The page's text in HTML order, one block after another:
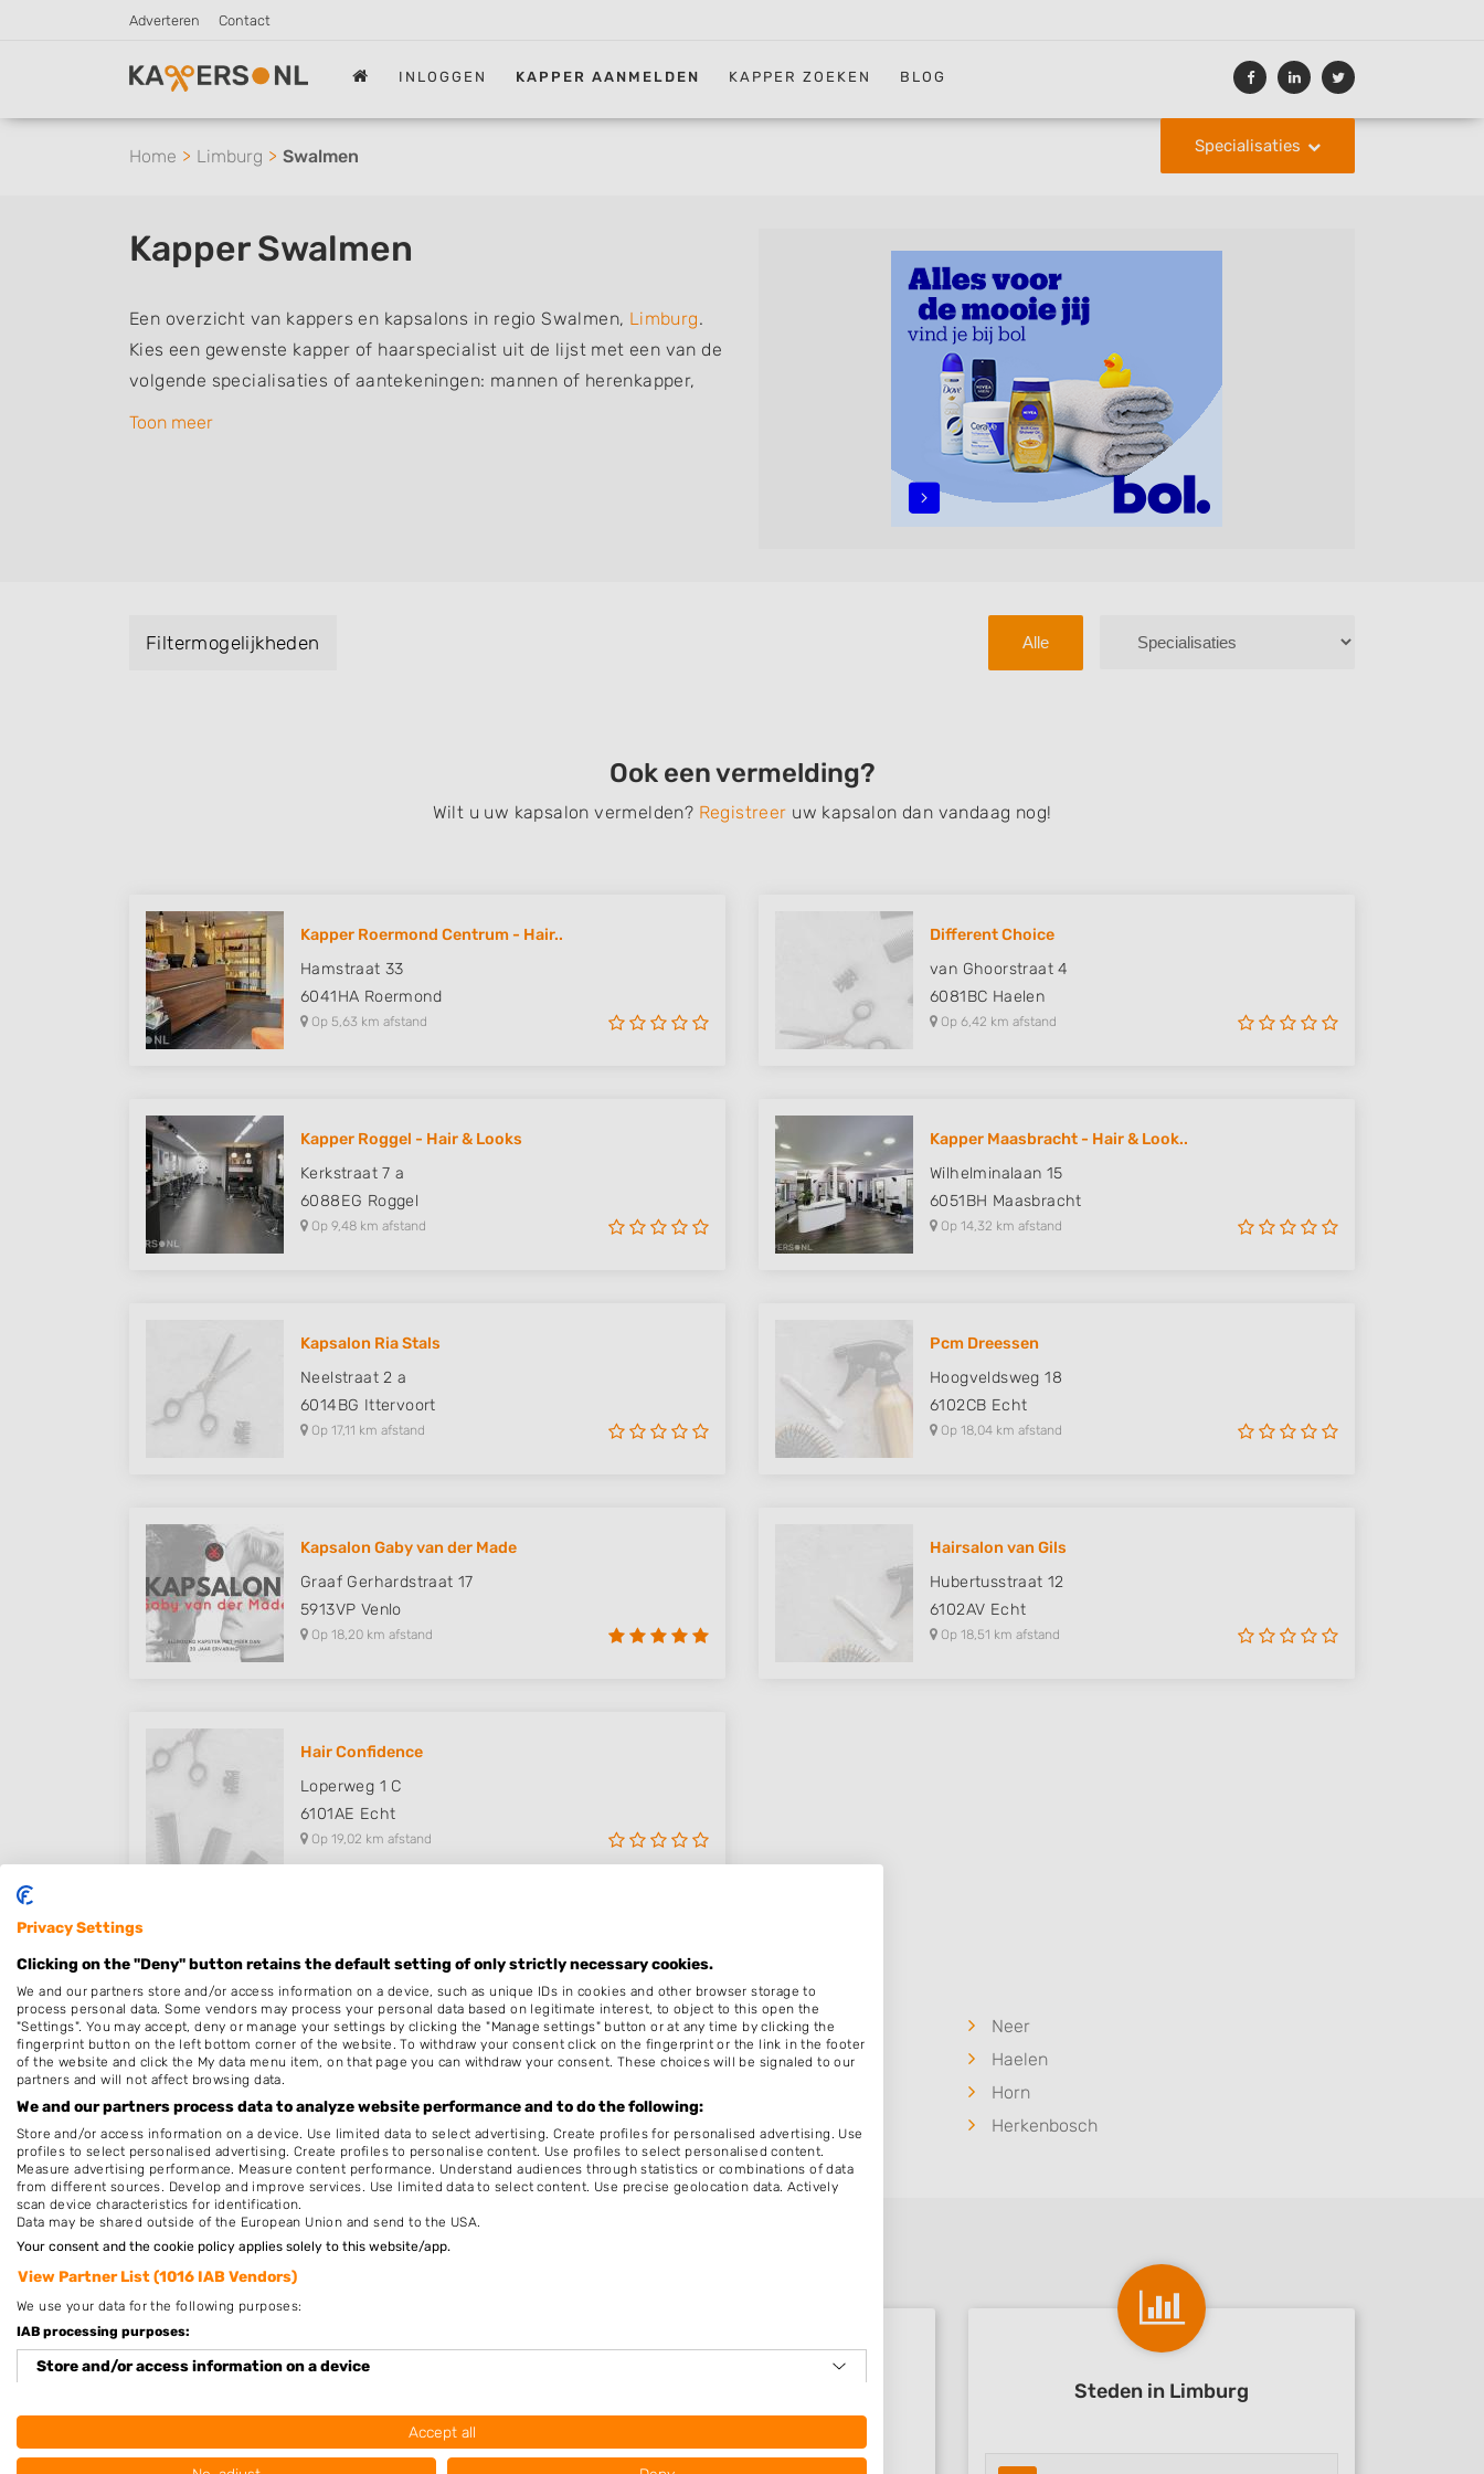
Adverteren Contact
INLOGGEN KAPPER AANMELDEN KAPPER ZOEKEN BLOG
Specialisaties
Home Limburg Swalmen
Kapper Swalmen
Een overzicht van kappers en kapsalons in regio Swalmen, Limburg.
Kies een gewenste kapper of haarspecialist uit de lijst met een van de
volgende specialisaties of aantekeningen: mannen of herenkapper,
vrouwen of dameskapper, kinderkapper, thuiskapper, barber of kies voor
zuid, west en het centrum) van Swalmen.
Toon meer
Filtermogelijkheden Alle
Ook een vermelding?
Wilt u uw kapsalon vermelden? Registreer uw kapsalon dan vandaag nog!
Kapper Roermond Centrum - Hair..
Hamstraat 33
6041HA Roermond
Op 5,63 km afstand
Different Choice
van Ghoorstraat 4
6081BC Haelen
Op 6,42 km afstand
Kapper Roggel - Hair & Looks
Kerkstraat 7 a
6088EG Roggel
Op 9,48 km afstand
Kapper Maasbracht - Hair & Look..
Wilhelminalaan 15
6051BH Maasbracht
Op 14,32 km afstand
Kapsalon Ria Stals
Neelstraat 2 a
6014BG Ittervoort
Op 17,11 km afstand
Pcm Dreessen
Hoogveldsweg 18
6102CB Echt
Op 18,04 km afstand
Kapsalon Gaby van der Made
Graaf Gerhardstraat 17
5913VP Venlo
Op 18,20 km afstand
Hairsalon van Gils
Hubertusstraat 12
6102AV Echt
Op 18,51 km afstand
Hair Confidence
Loperweg 1 C
6101AE Echt
Op 19,02 km afstand
Plaatsen in de buurt
Beesel Buggenum
Neer
Roermond
Nunhem
Haelen
Reuver
Horn
Herten
Melick Herkenbosch
Nog geen statistieken beschikbaar. Nog geen statistieken beschikbaar.
Steden in Limburg
Privacy Settings
Clicking on the "Deny" button retains the default setting of only strictly necessary cookies.
We and our partners store and/or access information on a device, such as unique IDs in cookies and other browser storage to
process personal data. Some vendors may process your personal data based on legitimate interest, to object to this open the
"Settings". You may accept, deny or manage your settings by clicking the "Manage settings" button or at any time by clicking the
fingerprint button on the left bottom corner of the website. To withdraw your consent click on the fingerprint or the link in the footer
of the website and click the My data menu item, on that page you can withdraw your consent. These choices will be signaled to our
partners and will not affect browsing data.
We and our partners process data to analyze website performance and to do the following:
Store and/or access information on a device. Use limited data to select advertising. Create profiles for personalised advertising. Use
profiles to select personalised advertising. Create profiles to personalise content. Use profiles to select personalised content.
Measure advertising performance. Measure content performance. Understand audiences through statistics or combinations of data
from different sources. Develop and improve services. Use limited data to select content. Use precise geolocation data. Actively
scan device characteristics for identification.
Data may be shared outside of the European Union and send to the USA.
Your consent and the cookie policy applies solely to this website/app.
View Partner List (1016 IAB Vendors)
We use your data for the following purposes:
IAB processing purposes:
Store and/or access information on a device
Create profiles for personalised advertising
Accept all